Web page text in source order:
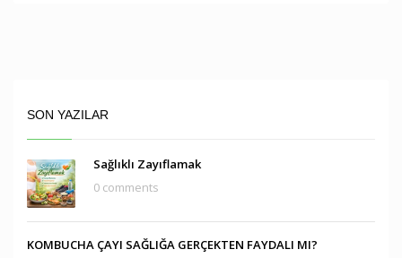
SON YAZILAR
Sağlıklı Zayıflamak
0 comments
KOMBUCHA ÇAYI SAĞLIĞA GERÇEKTEN FAYDALI MI?